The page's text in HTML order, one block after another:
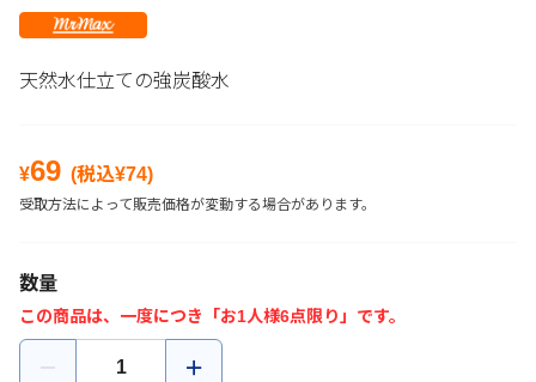
天然水仕立ての強炭酸水
¥69 (税込¥74)
受取方法によって販売価格が変動する場合があります。
数量
この商品は、一度につき「お1人様6点限り」です。